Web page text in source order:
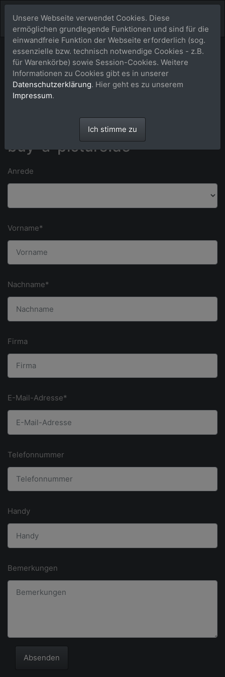
Bitte Kontaktdaten eintragen und auf [absenden] klicken.
*) Felder mit einem Stern dürfen nicht leer bleiben. **) Wir bitten um
Verständnis dafür, dass wir ausschließlich an Kunden in Deutschland
Anfrage an das Team von
buy-a-picture.de
Anrede
Vorname*
Nachname*
Firma
E-Mail-Adresse*
Telefonnummer
Handy
Bemerkungen
Absenden
Unsere Webseite verwendet Cookies. Diese
ermöglichen grundlegende Funktionen und sind für die
einwandfreie Funktion der Webseite erforderlich (sog.
essenzielle bzw. technisch notwendige Cookies - z.B.
für Warenkörbe) sowie Session-Cookies. Weitere
Informationen zu Cookies gibt es in unserer
Datenschutzerklärung. Hier geht es zu unserem
Impressum.
Ich stimme zu